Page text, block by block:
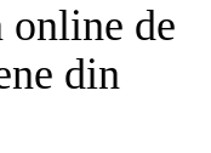
online de
din